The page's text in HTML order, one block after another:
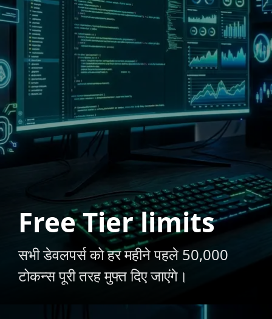
Free Tier limits
सभी डेवलपर्स को हर महीने पहले 50,000
टोकन्स पूरी तरह मुफ्त दिए जाएंगे।